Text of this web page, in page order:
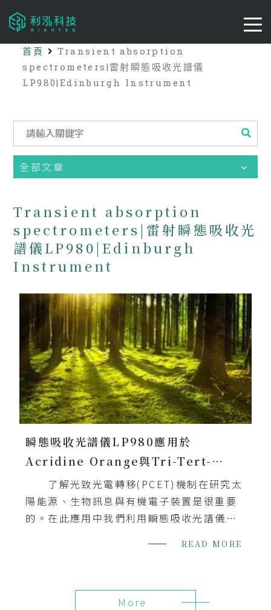
首頁
Transient absorption
spectrometers|雷射瞬態吸收光譜儀
LP980|Edinburgh Instrument
全部文章
Transient absorption
spectrometers|雷射瞬態吸收光
譜儀LP980|Edinburgh
Instrument
瞬態吸收光譜儀LP980應用於
Acridine Orange與Tri-Tert-…
了解光致光電轉移(PCET)機制在研究太
陽能源、生物訊息與有機電子裝置是很重要
的。在此應用中我們利用瞬態吸收光譜儀
的量測。LP980在光譜模式先使...
READ MORE
More